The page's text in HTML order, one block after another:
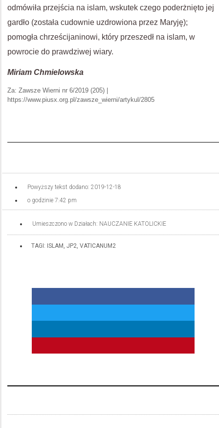
odmówiła przejścia na islam, wskutek czego poderżnięto jej
gardło (została cudownie uzdrowiona przez Maryję);
pomogła chrześcijaninowi, który przeszedł na islam, w
powrocie do prawdziwej wiary.
Miriam Chmielowska
Za: Zawsze Wierni nr 6/2019 (205) |
https://www.piusx.org.pl/zawsze_wierni/artykul/2805
Powyższy tekst dodano: 2019-12-18
o godzinie 7:42 pm
Umieszczono w Działach: NAUCZANIE KATOLICKIE
TAGI: ISLAM , JP2, VATICANUM2